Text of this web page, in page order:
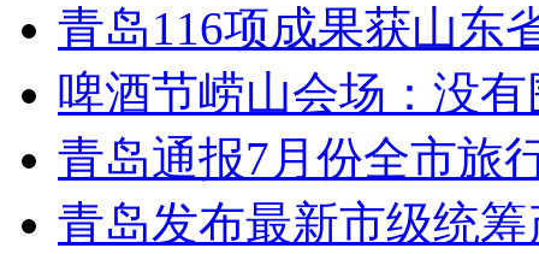
青岛116项成果获山东
啤酒节崂山会场：没有
青岛通报7月份全市旅
青岛发布最新市级统